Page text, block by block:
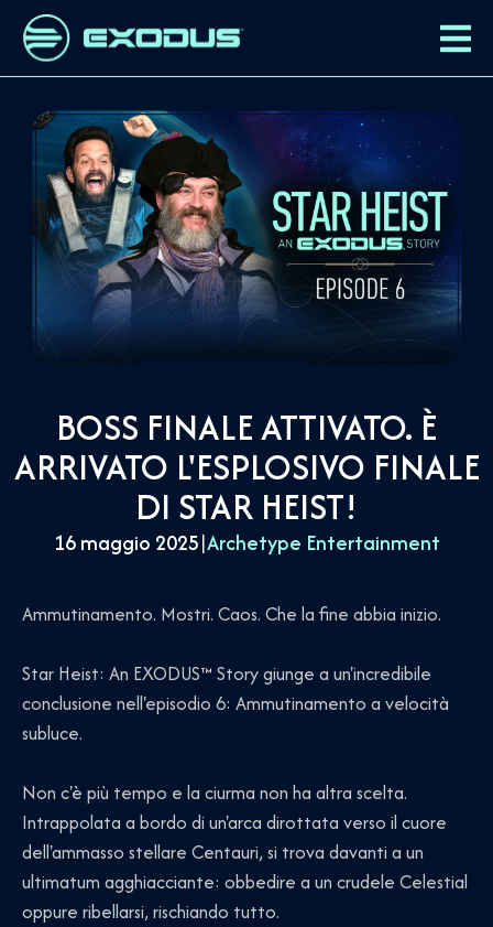
BOSS FINALE ATTIVATO. È
ARRIVATO L'ESPLOSIVO FINALE
DI STAR HEIST!
16 maggio 2025|Archetype Entertainment
Ammutinamento. Mostri. Caos. Che la fine abbia inizio.
Star Heist: An EXODUS™ Story giunge a un'incredibile
conclusione nell'episodio 6: Ammutinamento a velocità
subluce.
Non c'è più tempo e la ciurma non ha altra scelta.
Intrappolata a bordo di un'arca dirottata verso il cuore
dell'ammasso stellare Centauri, si trova davanti a un
ultimatum agghiacciante: obbedire a un crudele Celestial
oppure ribellarsi, rischiando tutto.